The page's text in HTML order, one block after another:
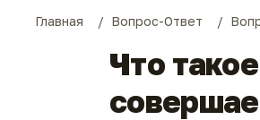
Главная Вопрос-Ответ
Что